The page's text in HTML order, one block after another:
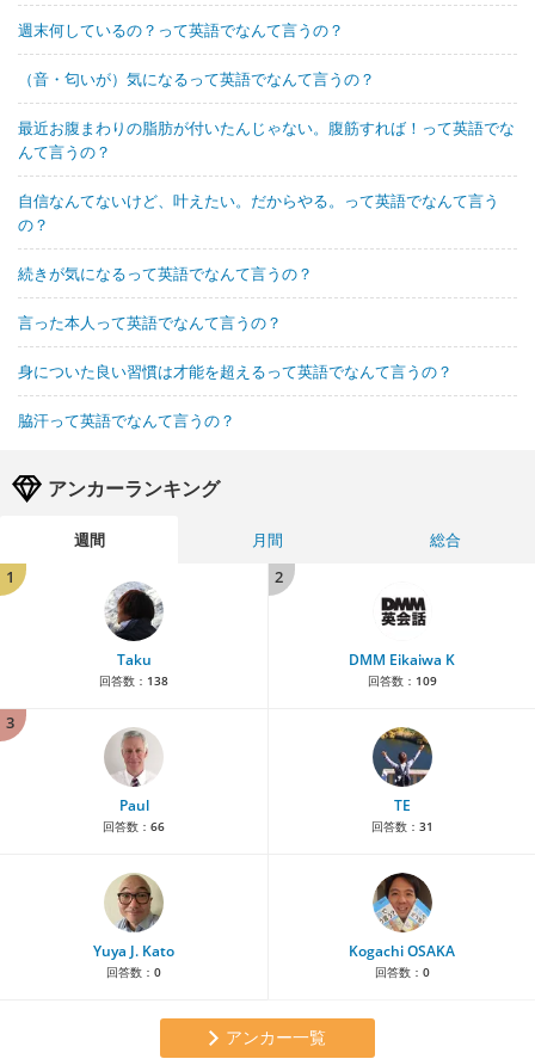
週末何しているの？って英語でなんて言うの？
（音・匂いが）気になるって英語でなんて言うの？
最近お腹まわりの脂肪が付いたんじゃない。腹筋すれば！って英語でな
んて言うの？
自信なんてないけど、叶えたい。だからやる。って英語でなんて言う
の？
続きが気になるって英語でなんて言うの？
言った本人って英語でなんて言うの？
身についた良い習慣は才能を超えるって英語でなんて言うの？
脇汗って英語でなんて言うの？
アンカーランキング
週間 月間
総合
1
Taku
回答数： 138
2
DMM Eikaiwa K
回答数： 109
3
Paul
回答数： 66
TE
回答数： 31
Yuya J. Kato
回答数： 0
Kogachi OSAKA
回答数： 0
アンカー一覧